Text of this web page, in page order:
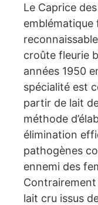
Le Caprice
emblématique
croûte fleurie
années 1950
spécialité est
partir de lait
méthode
élimination
pathogènes
ennemi des
lait cru issus